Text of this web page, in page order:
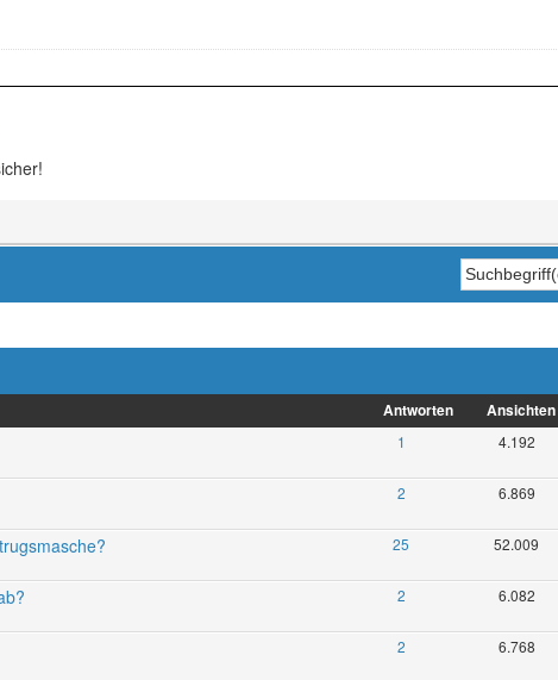
Antworten Ansichten
1 4.192
2 6.869
25 52.009
2 6.082
2 6.768